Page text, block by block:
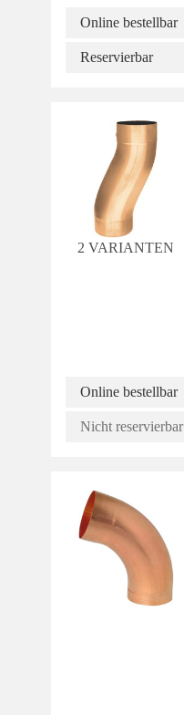
Online bestellbar
Reservierbar
2 VARIANTEN
Online bestellbar
Nicht reservierbar